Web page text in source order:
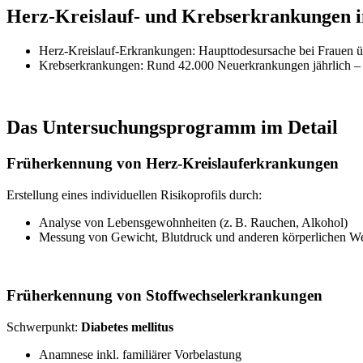
Herz-Kreislauf- und Krebserkrankungen
Herz-Kreislauf-Erkrankungen: Haupttodesursache bei Frauen
Krebserkrankungen: Rund 42.000 Neuerkrankungen jährlich
Das Untersuchungsprogramm im Detail
Früherkennung von Herz-Kreislauferkrankungen
Erstellung eines individuellen Risikoprofils durch:
Analyse von Lebensgewohnheiten (z. B. Rauchen, Alkohol)
Messung von Gewicht, Blutdruck und anderen körperlichen
Früherkennung von Stoffwechselerkrankungen
Schwerpunkt: Diabetes mellitus
Anamnese inkl. familiärer Vorbelastung